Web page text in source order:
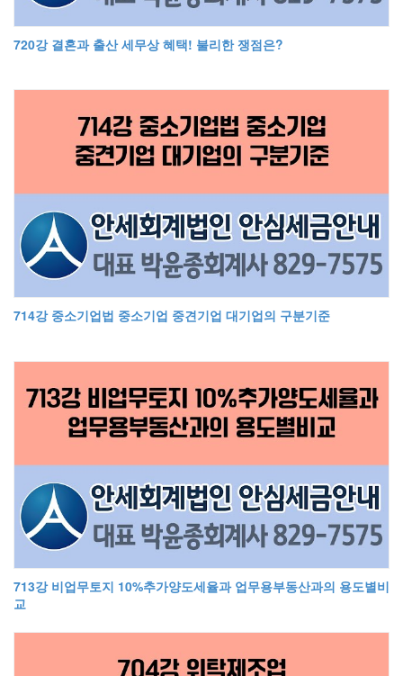
720강 결혼과 출산 세무상 혜택! 불리한 쟁점은?
714강 중소기업법 중소기업 중견기업 대기업의 구분기준
713강 비업무토지 10%추가양도세율과 업무용부동산과의 용도별비
교